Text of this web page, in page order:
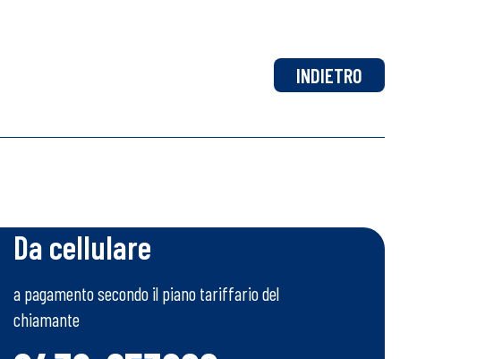
INDIETRO
Da cellulare
a pagamento secondo il piano tariffario del
chiamante